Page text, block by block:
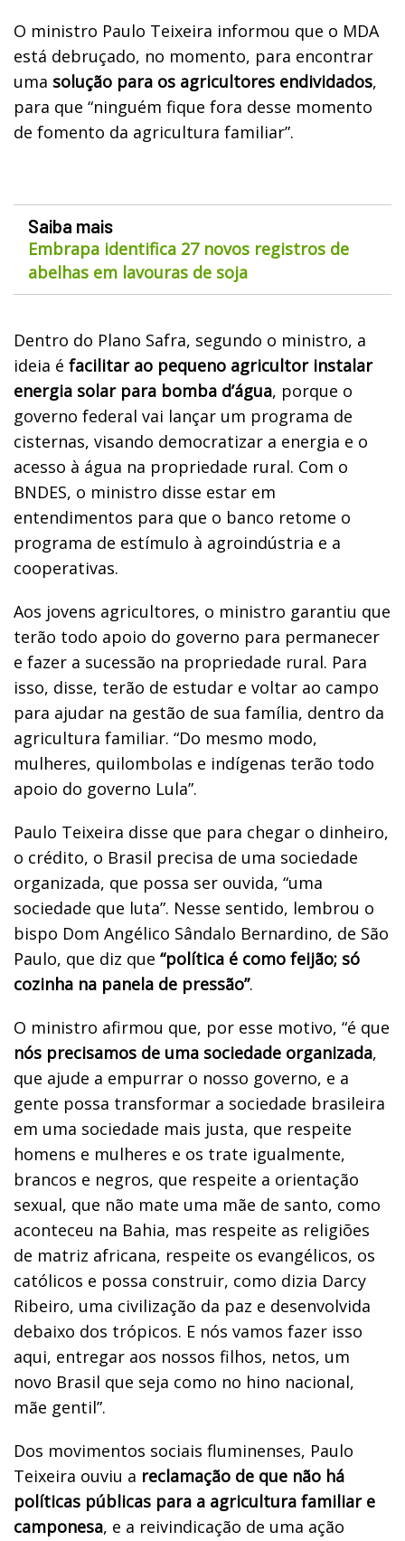
O ministro Paulo Teixeira informou que o MDA
está debruçado, no momento, para encontrar
uma solução para os agricultores endividados,
para que “ninguém fique fora desse momento
de fomento da agricultura familiar”.
Saiba mais
Embrapa identifica 27 novos registros de
abelhas em lavouras de soja
Dentro do Plano Safra, segundo o ministro, a
ideia é facilitar ao pequeno agricultor instalar
energia solar para bomba d’água, porque o
governo federal vai lançar um programa de
cisternas, visando democratizar a energia e o
acesso à água na propriedade rural. Com o
BNDES, o ministro disse estar em
entendimentos para que o banco retome o
programa de estímulo à agroindústria e a
cooperativas.
Aos jovens agricultores, o ministro garantiu que
terão todo apoio do governo para permanecer
e fazer a sucessão na propriedade rural. Para
isso, disse, terão de estudar e voltar ao campo
para ajudar na gestão de sua família, dentro da
agricultura familiar. “Do mesmo modo,
mulheres, quilombolas e indígenas terão todo
apoio do governo Lula”.
Paulo Teixeira disse que para chegar o dinheiro,
o crédito, o Brasil precisa de uma sociedade
organizada, que possa ser ouvida, “uma
sociedade que luta”. Nesse sentido, lembrou o
bispo Dom Angélico Sândalo Bernardino, de São
Paulo, que diz que “política é como feijão; só
cozinha na panela de pressão”.
O ministro afirmou que, por esse motivo, “é que
nós precisamos de uma sociedade organizada,
que ajude a empurrar o nosso governo, e a
gente possa transformar a sociedade brasileira
em uma sociedade mais justa, que respeite
homens e mulheres e os trate igualmente,
brancos e negros, que respeite a orientação
sexual, que não mate uma mãe de santo, como
aconteceu na Bahia, mas respeite as religiões
de matriz africana, respeite os evangélicos, os
católicos e possa construir, como dizia Darcy
Ribeiro, uma civilização da paz e desenvolvida
debaixo dos trópicos. E nós vamos fazer isso
aqui, entregar aos nossos filhos, netos, um
novo Brasil que seja como no hino nacional,
mãe gentil”.
Dos movimentos sociais fluminenses, Paulo
Teixeira ouviu a reclamação de que não há
políticas públicas para a agricultura familiar e
camponesa, e a reivindicação de uma ação